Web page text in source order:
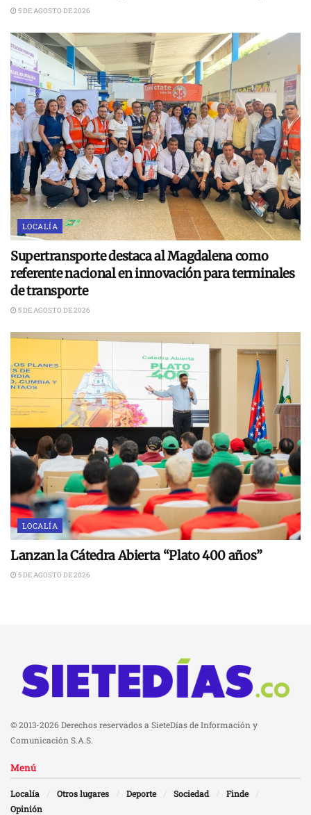
5 DE AGOSTO DE 2026
LOCALÍA
Supertransporte destaca al Magdalena como
referente nacional en innovación para terminales
de transporte
5 DE AGOSTO DE 2026
LOCALÍA
Lanzan la Cátedra Abierta “Plato 400 años”
5 DE AGOSTO DE 2026
© 2013-2026 Derechos reservados a SieteDías de Información y
Comunicación S.A.S.
Menú
Localía Otros lugares Deporte Sociedad
Finde
Opinión